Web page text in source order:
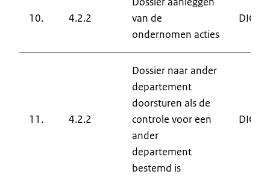
10. 4.2.2
van de
ondernomen acties
DIC
11. 4.2.2
Dossier naar ander
departement
doorsturen als de
controle voor een
ander
departement
bestemd is
DIC